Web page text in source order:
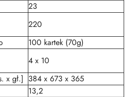
23
220
100 kartek (70g)
4 x 10
x gł.] 384 x 673 x 365
13,2